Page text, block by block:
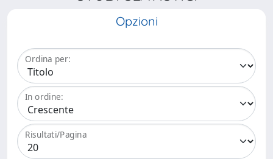
Opzioni
Ordina per:
In ordine:
Risultati/Pagina